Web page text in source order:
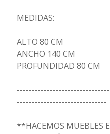
MEDIDAS:
ALTO 80 CM
ANCHO 140 CM
PROFUNDIDAD 80 CM
------------------------------
**HACEMOS MUEBLES